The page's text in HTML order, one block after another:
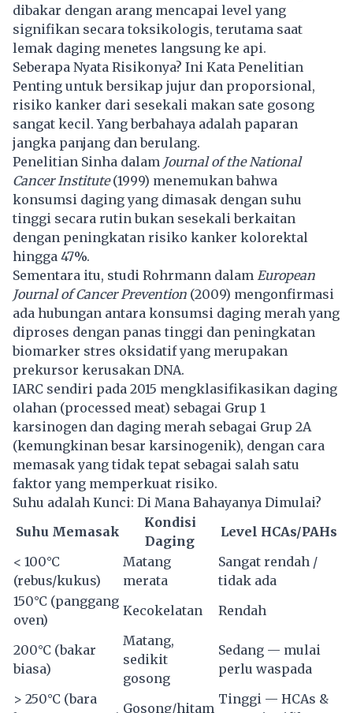
dibakar dengan arang mencapai level yang
signifikan secara toksikologis, terutama saat
lemak daging menetes langsung ke api.
Seberapa Nyata Risikonya? Ini Kata Penelitian
Penting untuk bersikap jujur dan proporsional,
risiko kanker dari sesekali makan sate gosong
sangat kecil. Yang berbahaya adalah paparan
jangka panjang dan berulang.
Penelitian Sinha dalam Journal of the National
Cancer Institute(1999) menemukan bahwa
konsumsi daging yang dimasak dengan suhu
tinggi secara rutin bukan sesekali berkaitan
dengan peningkatan risiko kanker kolorektal
hingga 47%.
Sementara itu, studi Rohrmann dalam European
Journal of Cancer Prevention (2009) mengonfirmasi
ada hubungan antara konsumsi daging merah yang
diproses dengan panas tinggi dan peningkatan
biomarker stres oksidatif yang merupakan
prekursor kerusakan DNA.
IARC sendiri pada 2015 mengklasifikasikan daging
olahan (processed meat) sebagai Grup 1
karsinogen dan daging merah sebagai Grup 2A
(kemungkinan besar karsinogenik), dengan cara
memasak yang tidak tepat sebagai salah satu
faktor yang memperkuat risiko.
Suhu adalah Kunci: Di Mana Bahayanya Dimulai?
Suhu Memasak
Kondisi
Daging
Level HCAs/PAHs
< 100°C
(rebus/kukus)
Matang
merata
Sangat rendah /
tidak ada
150°C (panggang
oven)
Kecokelatan Rendah
200°C (bakar
biasa)
Matang,
sedikit
gosong
Sedang — mulai
perlu waspada
> 250°C (bara
Gosong/hitam
Tinggi — HCAs &